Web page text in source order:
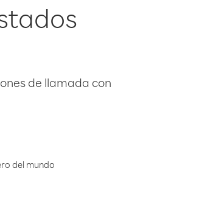
de llamada con
del mundo